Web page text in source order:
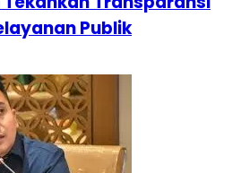
Publik